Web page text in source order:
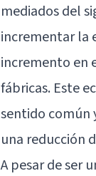
mediados del
incrementar la
incremento en
fábricas. Este
sentido común
una reducción
A pesar de ser